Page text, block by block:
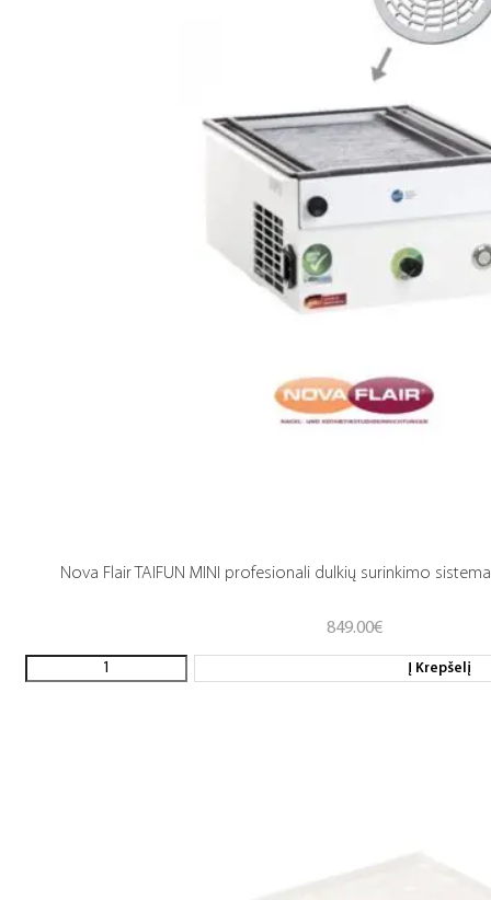
Nova Flair TAIFUN MINI profesionali dulkių surinkimo
849.00€
Į Krepšelį